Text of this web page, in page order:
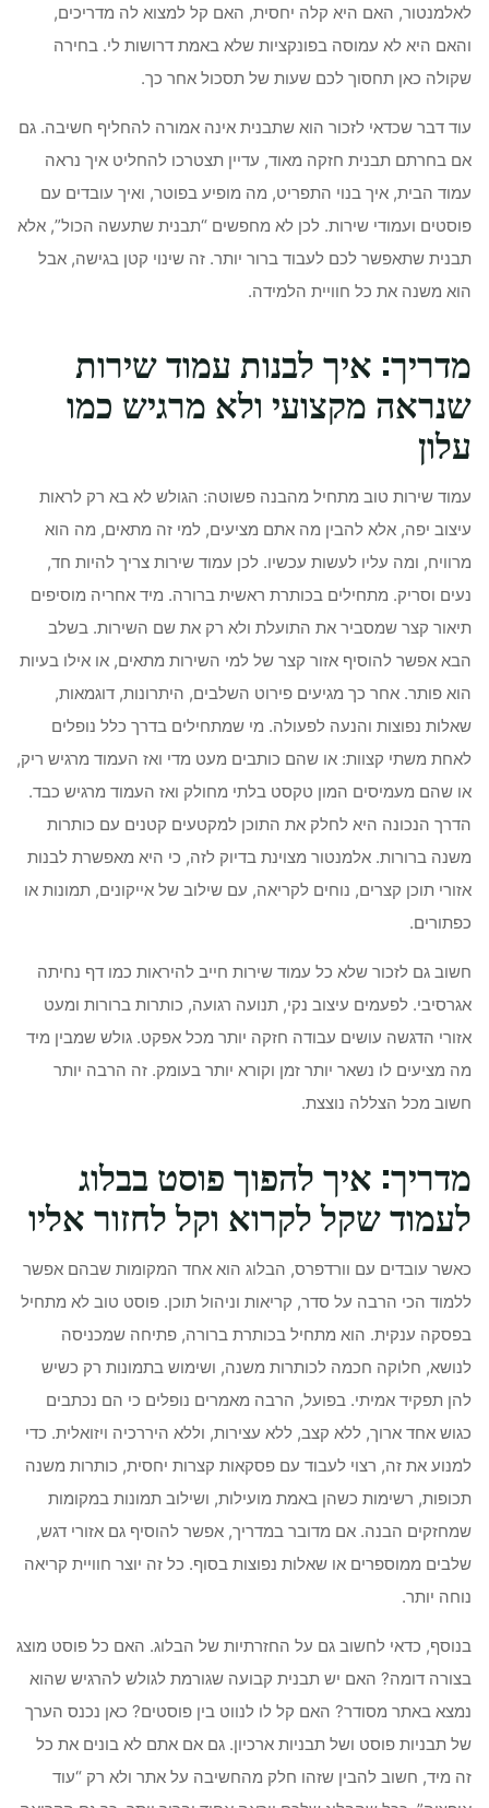
לאלמנטור, האם היא קלה יחסית, האם קל למצוא לה מדריכים,
והאם היא לא עמוסה בפונקציות שלא באמת דרושות לי. בחירה
שקולה כאן תחסוך לכם שעות של תסכול אחר כך.
עוד דבר שכדאי לזכור הוא שתבנית אינה אמורה להחליף חשיבה. גם
אם בחרתם תבנית חזקה מאוד, עדיין תצטרכו להחליט איך נראה
עמוד הבית, איך בנוי התפריט, מה מופיע בפוטר, ואיך עובדים עם
פוסטים ועמודי שירות. לכן לא מחפשים “תבנית שתעשה הכול”, אלא
תבנית שתאפשר לכם לעבוד ברור יותר. זה שינוי קטן בגישה, אבל
הוא משנה את כל חוויית הלמידה.
מדריך: איך לבנות עמוד שירות
שנראה מקצועי ולא מרגיש כמו
עלון
עמוד שירות טוב מתחיל מהבנה פשוטה: הגולש לא בא רק לראות
עיצוב יפה, אלא להבין מה אתם מציעים, למי זה מתאים, מה הוא
מרוויח, ומה עליו לעשות עכשיו. לכן עמוד שירות צריך להיות חד,
נעים וסריק. מתחילים בכותרת ראשית ברורה. מיד אחריה מוסיפים
תיאור קצר שמסביר את התועלת ולא רק את שם השירות. בשלב
הבא אפשר להוסיף אזור קצר של למי השירות מתאים, או אילו בעיות
הוא פותר. אחר כך מגיעים פירוט השלבים, היתרונות, דוגמאות,
שאלות נפוצות והנעה לפעולה. מי שמתחילים בדרך כלל נופלים
לאחת משתי קצוות: או שהם כותבים מעט מדי ואז העמוד מרגיש ריק,
או שהם מעמיסים המון טקסט בלתי מחולק ואז העמוד מרגיש כבד.
הדרך הנכונה היא לחלק את התוכן למקטעים קטנים עם כותרות
משנה ברורות. אלמנטור מצוינת בדיוק לזה, כי היא מאפשרת לבנות
אזורי תוכן קצרים, נוחים לקריאה, עם שילוב של אייקונים, תמונות או
כפתורים.
חשוב גם לזכור שלא כל עמוד שירות חייב להיראות כמו דף נחיתה
אגרסיבי. לפעמים עיצוב נקי, תנועה רגועה, כותרות ברורות ומעט
אזורי הדגשה עושים עבודה חזקה יותר מכל אפקט. גולש שמבין מיד
מה מציעים לו נשאר יותר זמן וקורא יותר בעומק. זה הרבה יותר
חשוב מכל הצללה נוצצת.
מדריך: איך להפוך פוסט בבלוג
לעמוד שקל לקרוא וקל לחזור אליו
כאשר עובדים עם וורדפרס, הבלוג הוא אחד המקומות שבהם אפשר
ללמוד הכי הרבה על סדר, קריאות וניהול תוכן. פוסט טוב לא מתחיל
בפסקה ענקית. הוא מתחיל בכותרת ברורה, פתיחה שמכניסה
לנושא, חלוקה חכמה לכותרות משנה, ושימוש בתמונות רק כשיש
להן תפקיד אמיתי. בפועל, הרבה מאמרים נופלים כי הם נכתבים
כגוש אחד ארוך, ללא קצב, ללא עצירות, וללא היררכיה ויזואלית. כדי
למנוע את זה, רצוי לעבוד עם פסקאות קצרות יחסית, כותרות משנה
תכופות, רשימות כשהן באמת מועילות, ושילוב תמונות במקומות
שמחזקים הבנה. אם מדובר במדריך, אפשר להוסיף גם אזורי דגש,
שלבים ממוספרים או שאלות נפוצות בסוף. כל זה יוצר חוויית קריאה
נוחה יותר.
בנוסף, כדאי לחשוב גם על החזרתיות של הבלוג. האם כל פוסט מוצג
בצורה דומה? האם יש תבנית קבועה שגורמת לגולש להרגיש שהוא
נמצא באתר מסודר? האם קל לו לנווט בין פוסטים? כאן נכנס הערך
של תבניות פוסט ושל תבניות ארכיון. גם אם אתם לא בונים את כל
זה מיד, חשוב להבין שזהו חלק מהחשיבה על אתר ולא רק “עוד